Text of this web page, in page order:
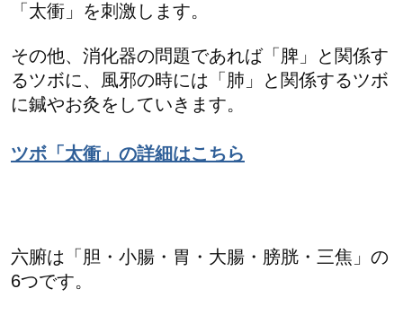
「太衝」を刺激します。
その他、消化器の問題であれば「脾」と関係す
るツボに、風邪の時には「肺」と関係するツボ
に鍼やお灸をしていきます。
ツボ「太衝」の詳細はこちら
六腑は「胆・小腸・胃・大腸・膀胱・三焦」の
6つです。